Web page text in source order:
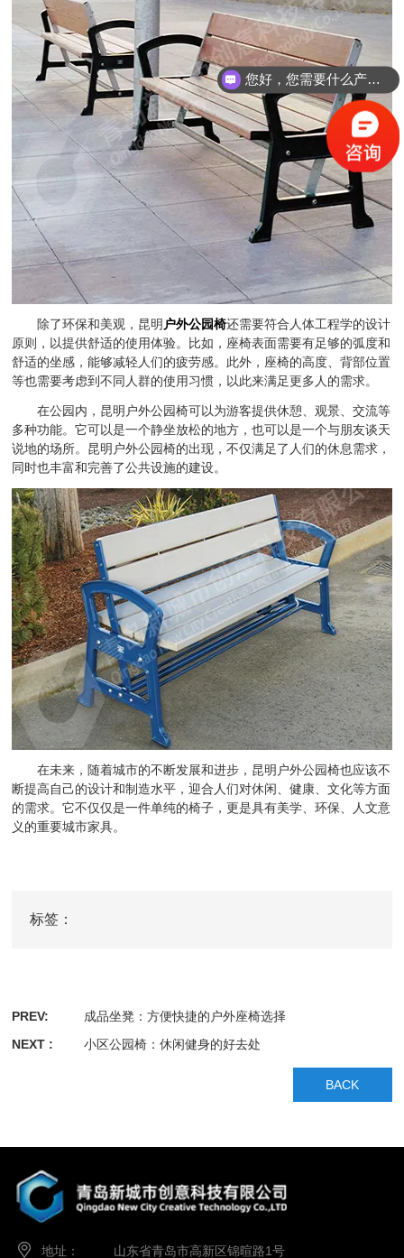
除了环保和美观，昆明 户外公园椅还需要符合人体工程学的设计
原则，以提供舒适的使用体验。比如，座椅表面需要有足够的弧度和
舒适的坐感，能够减轻人们的疲劳感。此外，座椅的高度、背部位置
等也需要考虑到不同人群的使用习惯，以此来满足更多人的需求。
在公园内，昆明户外公园椅可以为游客提供休憩、观景、交流等
多种功能。它可以是一个静坐放松的地方，也可以是一个与朋友谈天
说地的场所。昆明户外公园椅的出现，不仅满足了人们的休息需求，
同时也丰富和完善了公共设施的建设。
在未来，随着城市的不断发展和进步，昆明户外公园椅也应该不
断提高自己的设计和制造水平，迎合人们对休闲、健康、文化等方面
的需求。它不仅仅是一件单纯的椅子，更是具有美学、环保、人文意
义的重要城市家具。
标签：
PREV:
成品坐凳：方便快捷的户外座椅选择
NEXT :
小区公园椅：休闲健身的好去处
BACK
地址： 山东省青岛市高新区锦暄路1号
您好，您需要什么产品？